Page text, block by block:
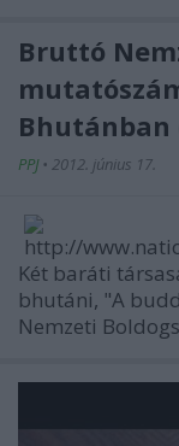
Bruttó
Bhutánban
PPJ • 2012. június 17.
Két baráti
bhutáni, "A
Nemzeti